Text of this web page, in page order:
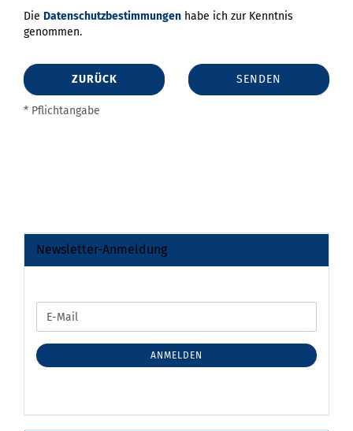
Die Datenschutzbestimmungen habe ich zur Kenntnis
genommen.
ZURÜCK SENDEN
* Pflichtangabe
Newsletter-Anmeldung
ZUR
ANMELDUNG
E-
Mail
ANMELDEN